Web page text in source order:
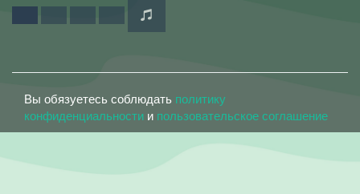
Вы обязуетесь соблюдать политику
конфиденциальности и пользовательское соглашение